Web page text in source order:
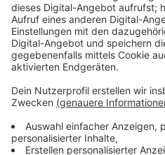
oder Schulgebäude noch
soll das "cradle-to-cradle"-
Düsseldorf etabliert werden.
Anzeige
Weitere Infos und
Anzeige